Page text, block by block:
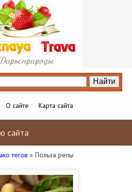
О сайте Карта сайта
сайта
тегов » Польза репы